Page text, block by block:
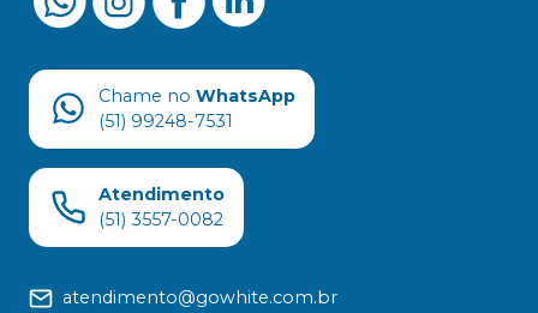
Chame no WhatsApp
(51) 99248-7531
Atendimento
(51) 3557-0082
atendimento@gowhite.com.br